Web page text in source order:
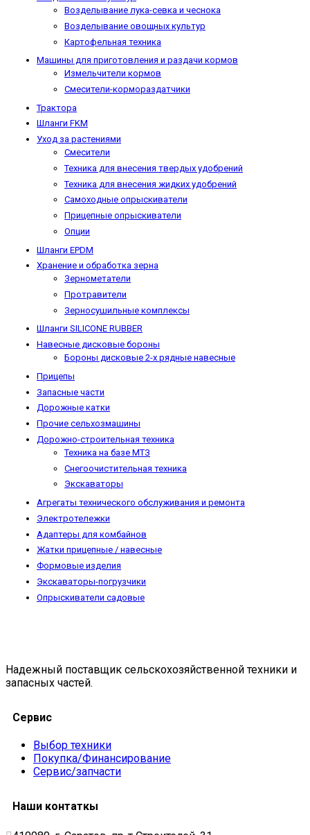
Возделывание лука-севка и чеснока
Возделывание овощных культур
Картофельная техника
Машины для приготовления и раздачи кормов
Измельчители кормов
Смесители-кормораздатчики
Трактора
Шланги FKM
Уход за растениями
Смесители
Техника для внесения твердых удобрений
Техника для внесения жидких удобрений
Самоходные опрыскиватели
Прицепные опрыскиватели
Опции
Шланги EPDM
Хранение и обработка зерна
Зернометатели
Протравители
Зерносушильные комплексы
Шланги SILICONE RUBBER
Навесные дисковые бороны
Бороны дисковые 2-х рядные навесные
Прицепы
Запасные части
Дорожные катки
Прочие сельхозмашины
Дорожно-строительная техника
Техника на базе МТЗ
Снегоочистительная техника
Экскаваторы
Агрегаты технического обслуживания и ремонта
Электротележки
Адаптеры для комбайнов
Жатки прицепные / навесные
Формовые изделия
Экскаваторы-погрузчики
Опрыскиватели садовые
Надежный поставщик сельскохозяйственной техники и
запасных частей.
Сервис
Выбор техники
Покупка/Финансирование
Сервис/запчасти
Наши контаткы